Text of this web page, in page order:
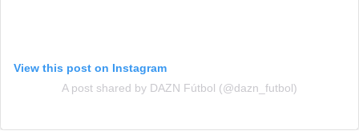
View this post on Instagram
A post shared by DAZN Fútbol (@dazn_futbol)